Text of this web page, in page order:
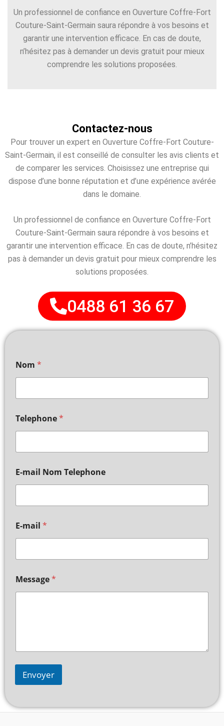
Un professionnel de confiance en Ouverture Coffre-Fort
Couture-Saint-Germain saura répondre à vos besoins et
garantir une intervention efficace. En cas de doute,
n’hésitez pas à demander un devis gratuit pour mieux
comprendre les solutions proposées.
Contactez-nous
Pour trouver un expert en Ouverture Coffre-Fort Couture-
Saint-Germain, il est conseillé de consulter les avis clients et
de comparer les services. Choisissez une entreprise qui
dispose d’une bonne réputation et d’une expérience avérée
dans le domaine.
Un professionnel de confiance en Ouverture Coffre-Fort
Couture-Saint-Germain saura répondre à vos besoins et
garantir une intervention efficace. En cas de doute, n’hésitez
pas à demander un devis gratuit pour mieux comprendre les
solutions proposées.
0488 61 36 67
Nom *
Telephone*
E-mail Nom Telephone
E-mail *
Message*
Envoyer